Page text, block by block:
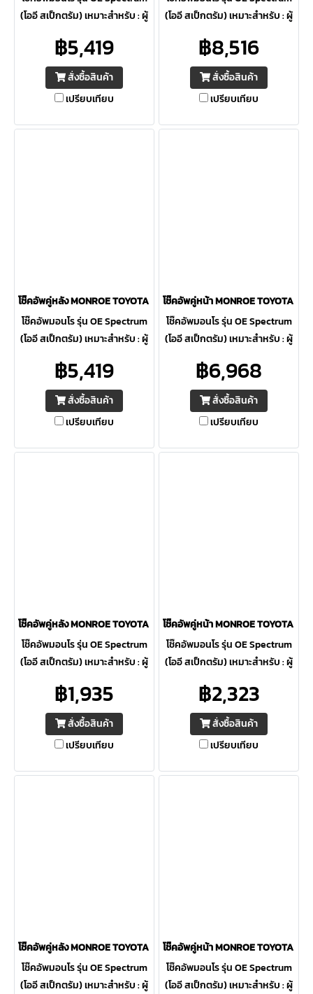
(โออี สเป็กตรัม) เหมาะสำหรับ : ผู้
ความควบคุมดีเยี่ยม ภายใต้การ
ขับขี่ต่อเนื่อง
฿5,419
สั่งซื้อสินค้า
เปรียบเทียบ
(โออี สเป็กตรัม) เหมาะสำหรับ : ผู้
ความควบคุมดีเยี่ยม ภายใต้การ
ขับขี่ต่อเนื่อง
฿8,516
สั่งซื้อสินค้า
เปรียบเทียบ
โช๊คอัพคู่หลัง MONROE TOYOTA Alphard / Vellfire / Estima ปี 08-15
โช๊คอัพมอนโร รุ่น OE Spectrum
(โออี สเป็กตรัม) เหมาะสำหรับ : ผู้
ความควบคุมดีเยี่ยม ภายใต้การ
ขับขี่ต่อเนื่อง
฿5,419
สั่งซื้อสินค้า
เปรียบเทียบ
โช๊คอัพคู่หน้า MONROE TOYOTA
โช๊คอัพมอนโร รุ่น OE Spectrum
(โออี สเป็กตรัม) เหมาะสำหรับ : ผู้
ความควบคุมดีเยี่ยม ภายใต้การ
ขับขี่ต่อเนื่อง
฿6,968
สั่งซื้อสินค้า
เปรียบเทียบ
โช๊คอัพคู่หลัง MONROE TOYOTA NEW FORTUNER ปี 15-23 OE
โช๊คอัพมอนโร รุ่น OE Spectrum
(โออี สเป็กตรัม) เหมาะสำหรับ : ผู้
ความควบคุมดีเยี่ยม ภายใต้การ
ขับขี่ต่อเนื่อง
฿1,935
สั่งซื้อสินค้า
เปรียบเทียบ
โช๊คอัพคู่หน้า MONROE TOYOTA
โช๊คอัพมอนโร รุ่น OE Spectrum
(โออี สเป็กตรัม) เหมาะสำหรับ : ผู้
ความควบคุมดีเยี่ยม ภายใต้การ
ขับขี่ต่อเนื่อง
฿2,323
สั่งซื้อสินค้า
เปรียบเทียบ
โช๊คอัพคู่หลัง MONROE TOYOTA FORTUNER ปี 04-14 OE Spectrum
โช๊คอัพมอนโร รุ่น OE Spectrum
(โออี สเป็กตรัม) เหมาะสำหรับ : ผู้
โช๊คอัพคู่หน้า MONROE TOYOTA
โช๊คอัพมอนโร รุ่น OE Spectrum
(โออี สเป็กตรัม) เหมาะสำหรับ : ผู้